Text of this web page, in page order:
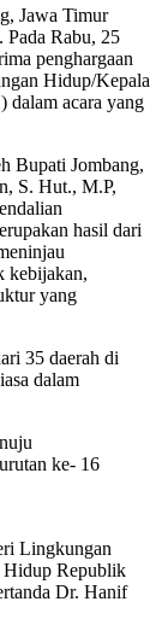
Jawa Timur
Pada Rabu, 25
penghargaan
Hidup/Kepala
acara yang
Bupati Jombang,
S. Hut., M.P,
hasil dari
kebijakan,
yang
35 daerah di
dalam
ke- 16
Lingkungan
Hidup Republik
Dr. Hanif